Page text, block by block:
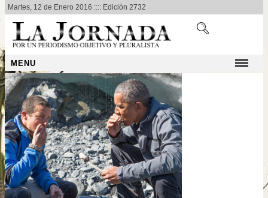
Martes, 12 de Enero 2016 :::: Edición 2732
MENU